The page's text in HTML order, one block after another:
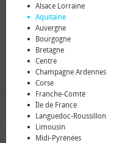
Alsace Lorraine
Aquitaine
Auvergne
Bourgogne
Bretagne
Centre
Champagne Ardennes
Corse
Franche-Comté
Île de France
Languedoc-Roussillon
Limousin
Midi-Pyrénées